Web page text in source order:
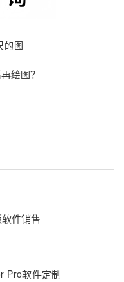
的图
绘图？
件销售
Pro软件定制